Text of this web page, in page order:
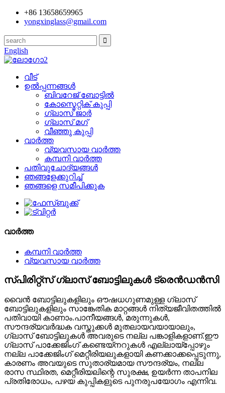
+86 13658659965
yongxinglass@gmail.com
English
വീട്
ഉൽപ്പന്നങ്ങൾ
ബിവറേജ് ബോട്ടിൽ
കോസ്മെറ്റിക് കുപ്പി
ഗ്ലാസ് ജാർ
ഗ്ലാസ് മഗ്
വീഞ്ഞു കുപ്പി
വാർത്ത
വ്യവസായ വാർത്ത
കമ്പനി വാർത്ത
പതിവുചോദ്യങ്ങൾ
ഞങ്ങളേക്കുറിച്ച്
ഞങ്ങളെ സമീപിക്കുക
വാർത്ത
കമ്പനി വാർത്ത
വ്യവസായ വാർത്ത
സ്പിരിറ്റ്സ് ഗ്ലാസ് ബോട്ടിലുകൾ ട്രെൻഡൻസി
വൈൻ ബോട്ടിലുകളിലും ഔഷധഗുണമുള്ള ഗ്ലാസ്
ബോട്ടിലുകളിലും സാങ്കേതിക മാറ്റങ്ങൾ നിത്യജീവിതത്തിൽ
പതിവായി കാണാം.പാനീയങ്ങൾ, മരുന്നുകൾ,
സൗന്ദര്യവർദ്ധക വസ്തുക്കൾ മുതലായവയായാലും,
ഗ്ലാസ് ബോട്ടിലുകൾ അവരുടെ നല്ല പങ്കാളികളാണ്.ഈ
ഗ്ലാസ് പാക്കേജിംഗ് കണ്ടെയ്‌നറുകൾ എല്ലായ്പ്പോഴും
നല്ല പാക്കേജിംഗ് മെറ്റീരിയലുകളായി കണക്കാക്കപ്പെടുന്നു,
കാരണം അവയുടെ സുതാര്യമായ സൗന്ദര്യം, നല്ല
രാസ സ്ഥിരത, മെറ്റീരിയലിന്റെ സുരക്ഷ, ഉയർന്ന താപനില
പ്രതിരോധം, പഴയ കുപ്പികളുടെ പുനരുപയോഗം എന്നിവ.